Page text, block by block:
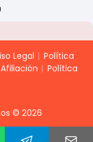
Legal
Política
Afiliación
Política
© 2026